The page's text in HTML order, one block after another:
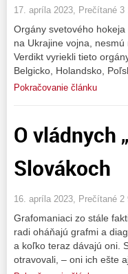
17. apríla 2023, Prečítané 3
Orgány svetového
na Ukrajine vojna,
Verdikt vyriekli tieto
Belgicko, Holandsko,
Pokračovanie článku
O vládnych
Slovákoch
16. apríla 2023, Prečítané 2
Grafomaniaci zo stále
radi oháňajú grafmi a
a koľko teraz dávajú oni.
otravovali, – oni ich ešte